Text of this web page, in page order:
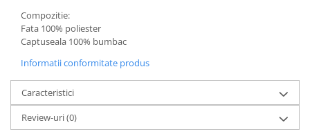
Compozitie:
Fata 100% poliester
Captuseala 100% bumbac
Informatii conformitate produs
Caracteristici
Review-uri(0)